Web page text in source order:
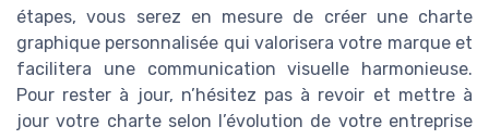
étapes, vous serez en mesure de créer une charte
graphique personnalisée qui valorisera votre marque et
facilitera une communication visuelle harmonieuse.
Pour rester à jour, n’hésitez pas à revoir et mettre à
jour votre charte selon l’évolution de votre entreprise